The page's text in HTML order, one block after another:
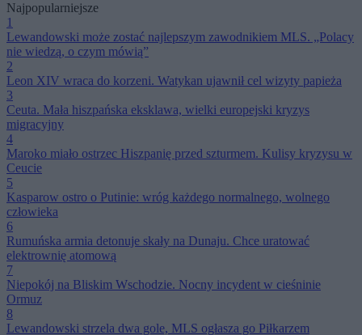
Najpopularniejsze
1
Lewandowski może zostać najlepszym zawodnikiem MLS. „Polacy
nie wiedzą, o czym mówią”
2
Leon XIV wraca do korzeni. Watykan ujawnił cel wizyty papieża
3
Ceuta. Mała hiszpańska eksklawa, wielki europejski kryzys
migracyjny
4
Maroko miało ostrzec Hiszpanię przed szturmem. Kulisy kryzysu w
Ceucie
5
Kasparow ostro o Putinie: wróg każdego normalnego, wolnego
człowieka
6
Rumuńska armia detonuje skały na Dunaju. Chce uratować
elektrownię atomową
7
Niepokój na Bliskim Wschodzie. Nocny incydent w cieśninie
Ormuz
8
Lewandowski strzela dwa gole, MLS ogłasza go Piłkarzem